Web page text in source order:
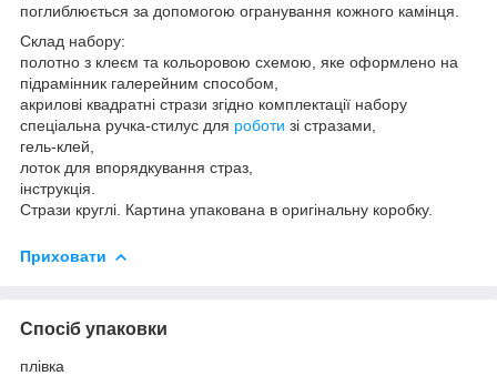
поглиблюється за допомогою огранування кожного камінця.
Склад набору:
полотно з клеєм та кольоровою схемою, яке оформлено на
підрамінник галерейним способом,
акрилові квадратні стрази згідно комплектації набору
спеціальна ручка-стилус для роботи зі стразами,
гель-клей,
лоток для впорядкування страз,
інструкція.
Стрази круглі. Картина упакована в оригінальну коробку.
Приховати
Спосіб упаковки
плівка